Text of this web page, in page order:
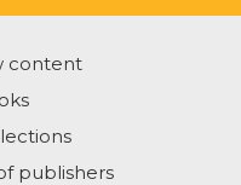
content
publishers